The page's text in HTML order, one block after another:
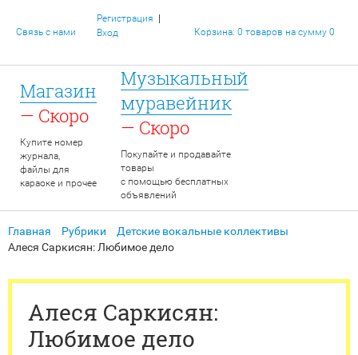
Связь с нами
Регистрация
Вход
Корзина: 0 товаров на сумму 0
Магазин
— Скоро
Купите номер
журнала,
файлы для
караоке и прочее
Музыкальный
муравейник
— Скоро
Покупайте и продавайте
товары
с помощью бесплатных
объявлений
Главная Рубрики
Детские вокальные коллективы
Алеся Саркисян: Любимое дело
Алеся Саркисян:
Любимое дело